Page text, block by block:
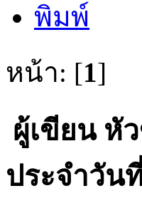
พิมพ์
หน้า: [1]
ผู้เขียนหัว
ประจำวัน